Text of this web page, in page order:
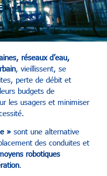
réseaux d’eau,
, vieillissent, se
perte de débit et
budgets de
les usagers et minimiser
» sont une alternative
des conduites et
robotiques
.